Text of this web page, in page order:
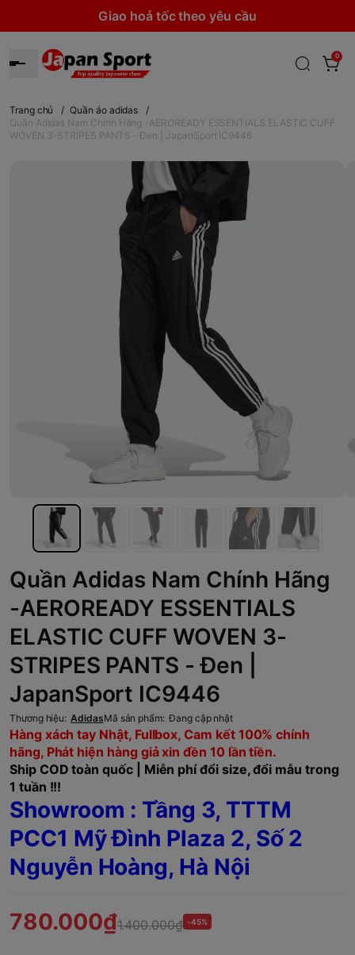
Giao hoả tốc theo yêu cầu
0
Trang chủ / Quần áo adidas
/
Quần Adidas Nam Chính Hãng -AEROREADY ESSENTIALS ELASTIC CUFF
WOVEN 3-STRIPES PANTS - Đen | JapanSport IC9446
Quần Adidas Nam Chính Hãng
-AEROREADY ESSENTIALS
ELASTIC CUFF WOVEN 3-
STRIPES PANTS - Đen |
JapanSport IC9446
Thương hiệu: AdidasMã sản phẩm: Đang cập nhật
Hàng xách tay Nhật, Fullbox, Cam kết 100% chính
hãng, Phát hiện hàng giả xin đền 10 lần tiền.
Ship COD toàn quốc | Miễn phí đổi size, đổi mẫu trong
1 tuần !!!
Showroom : Tầng 3, TTTM
PCC1 Mỹ Đình Plaza 2, Số 2
Nguyễn Hoàng, Hà Nội
780.000₫1.400.000₫ -45%